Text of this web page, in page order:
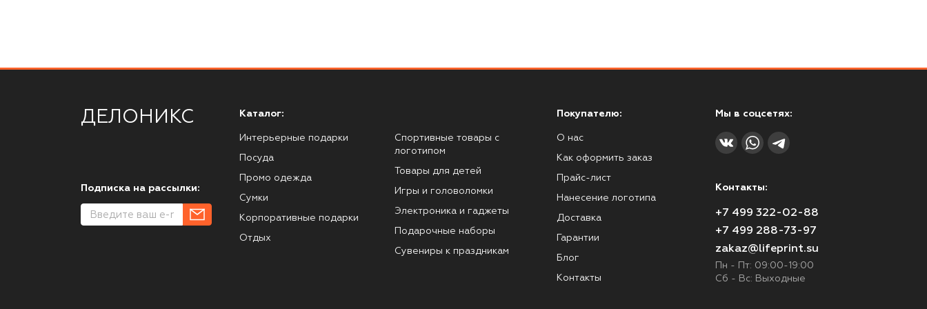
ДЕЛОНИКС
Подписка на рассылки:
Каталог:
Интерьерные подарки
Посуда
Промо одежда
Сумки
Корпоративные подарки
Отдых
Спортивные товары с
логотипом
Товары для детей
Игры и головоломки
Электроника и гаджеты
Подарочные наборы
Сувениры к праздникам
Покупателю:
О нас
Как оформить заказ
Прайс-лист
Нанесение логотипа
Доставка
Гарантии
Блог
Контакты
Мы в соцсетях:
Контакты:
+7 499 322-02-88
+7 499 288-73-97
zakaz@lifeprint.su
Пн - Пт: 09:00-19:00
Сб - Вс: Выходные